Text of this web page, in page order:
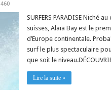
460
SURFERS PARADISE Niché
suisses, Alaïa Bay est le
d’Europe continentale.
surf le plus spectaculaire
que soit le
Lire la suite »